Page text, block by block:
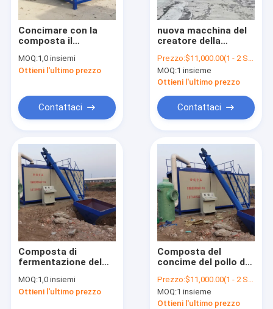
Concimare con la
composta il
composta che fa
prezzo dei rifiuti
della macchina
MOQ:1,0 insiemi
Ottieni l'ultimo prezzo
Contattaci
nuova macchina del
creatore della
fermentazione del
concime animale
2020 con
macchina
Prezzo:$11,000.00(1 - 2 Sets) $10,000.00(>=3 Sets)
MOQ:1 insieme
Ottieni l'ultimo prezzo
Contattaci
Composta di
fermentazione del
che fa macchina da
vendere
MOQ:1,0 insiemi
Ottieni l'ultimo prezzo
Composta del
concime del pollo del
che fa le macchine
da vendere
Prezzo:$11,000.00(1 - 2 Sets) $10,000.00(>=3 Sets)
MOQ:1 insieme
Ottieni l'ultimo prezzo